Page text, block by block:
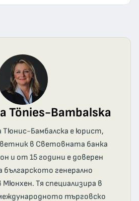
Tönies-Bambalska
Тюнис-Бамбалска е юрист,
в Световната банка
и от 15 години е доверен
българското генерално
Тя специализира в
търговско